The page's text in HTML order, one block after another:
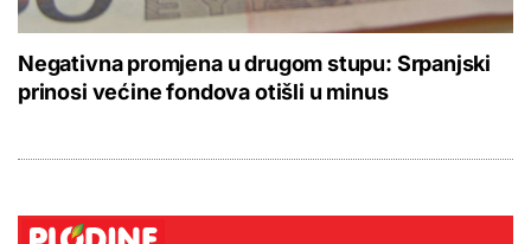
Negativna promjena u drugom stupu: Srpanjski
prinosi većine fondova otišli u minus